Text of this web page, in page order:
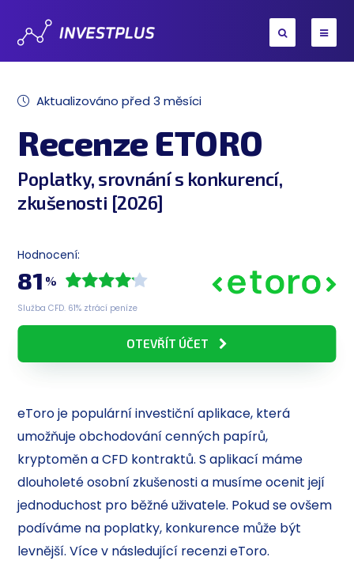
Aktualizováno před 3 měsíci
Recenze ETORO
Poplatky, srovnání s konkurencí,
zkušenosti [2026]
Hodnocení:
81 %
Služba CFD. 61% ztrácí peníze
OTEVŘÍT ÚČET
eToro je populární investiční aplikace, která
umožňuje obchodování cenných papírů,
kryptoměn a CFD kontraktů. S aplikací máme
dlouholeté osobní zkušenosti a musíme ocenit její
jednoduchost pro běžné uživatele. Pokud se ovšem
podíváme na poplatky, konkurence může být
levnější. Více v následující recenzi eToro.